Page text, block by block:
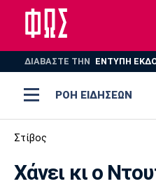
ΔΙΑΒΑΣΤΕ THN ΕΝΤΥΠΗ
ΡΟΗ ΕΙΔΗΣΕΩΝ
Ποδόσφαιρο
Super League 1
Μπάσκετ
Στίβος
Χάνει κι ο